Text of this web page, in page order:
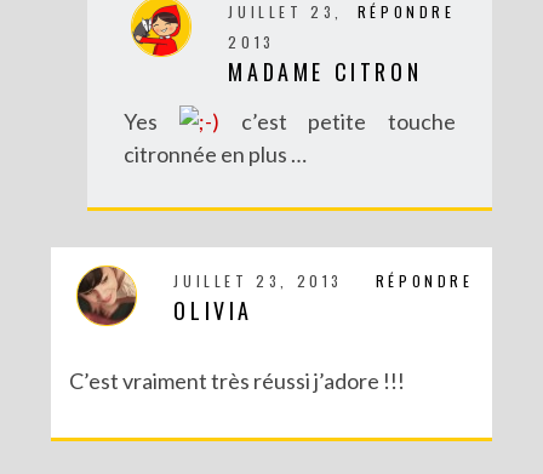
DIY POUR LA RENTRÉE : UNE TROUSSE SANS COUTURE
RÉPONDRE
JUILLET 23,
2013
MADAME CITRON
Yes
c’est petite touche
citronnée en plus …
RÉPONDRE
JUILLET 23, 2013
OLIVIA
C’est vraiment très réussi j’adore !!!